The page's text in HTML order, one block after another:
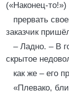
(«Наконец-то!»)
прервать
заказчик
– Ладно. – В
скрытое
как же – его
«Плевако,